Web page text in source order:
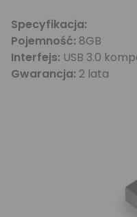
Specyfikacja:
Pojemność: 8GB
Interfejs: USB 3.0
Gwarancja: 2 lata